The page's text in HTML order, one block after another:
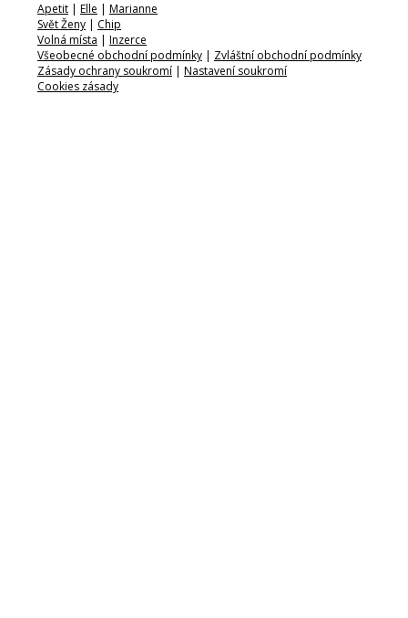
Apetit | Elle | Marianne
Svět Ženy | Chip
Volná místa | Inzerce
Všeobecné obchodní podmínky | Zvláštní obchodní podmínky
Zásady ochrany soukromí | Nastavení soukromí
Cookies zásady